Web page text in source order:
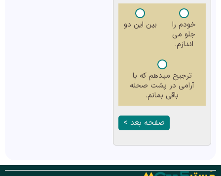
خودم را
جلو می
اندازم.
بین این دو
ترجیح میدهم که با
آرامی در پشت صحنه
باقی بمانم.
صفحه بعد >